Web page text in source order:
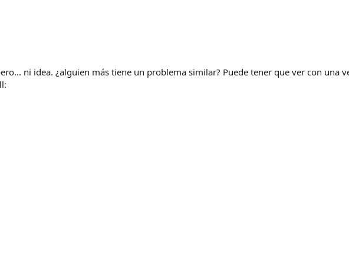
ni idea. ¿alguien más tiene un problema similar? Puede tener que ver con una